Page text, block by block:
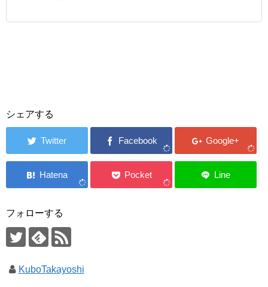
シェアする
フォローする
KuboTakayoshi